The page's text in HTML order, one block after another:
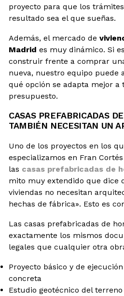
proyecto para que los
resultado sea el que sueñas.
Además, el mercado de
Madrid es muy dinámico. Si
construir frente a comprar
nueva, nuestro equipo puede
qué opción se adapta mejor a
presupuesto.
CASAS PREFABRICADAS
TAMBIÉN NECESITAN UN
Uno de los proyectos en los
especializamos en Fran
las casas prefabricadas de
mito muy extendido que dice
viviendas no necesitan
hechas de fábrica». Esto es
Las casas prefabricadas de
exactamente los mismos
legales que cualquier otra
Proyecto básico y de
concreta
Estudio geotécnico del terreno